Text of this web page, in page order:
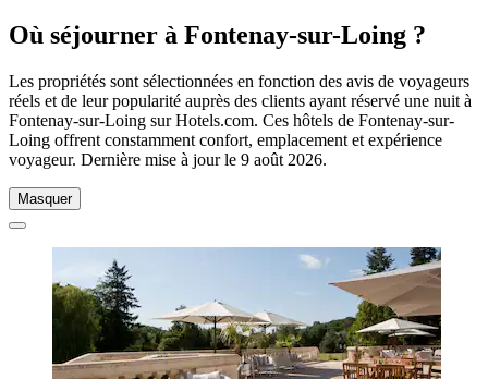
Où séjourner à Fontenay-sur-Loing ?
Les propriétés sont sélectionnées en fonction des avis de voyageurs
réels et de leur popularité auprès des clients ayant réservé une nuit à
Fontenay-sur-Loing sur Hotels.com. Ces hôtels de Fontenay-sur-
Loing offrent constamment confort, emplacement et expérience
voyageur. Dernière mise à jour le 9 août 2026.
Masquer